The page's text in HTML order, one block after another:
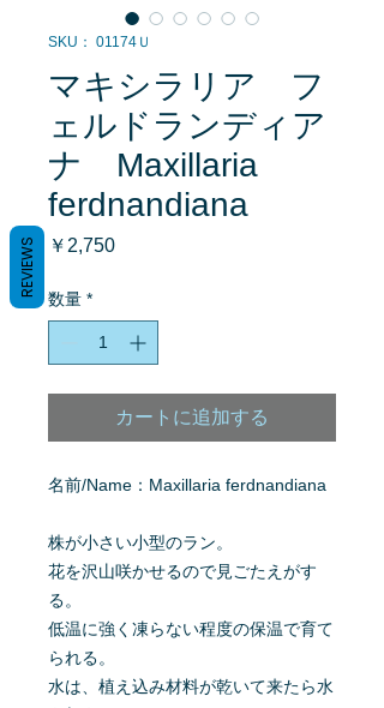
SKU： 01174Ｕ
マキシラリア フ
ェルドランディア
ナ Maxillaria
ferdnandiana
￥2,750価
数量 *
カートに追加する
名前/Name：Maxillaria ferdnandiana
株が小さい小型のラン。
花を沢山咲かせるので見ごたえがす
る。
低温に強く凍らない程度の保温で育て
られる。
水は、植え込み材料が乾いて来たら水
REVIEWS